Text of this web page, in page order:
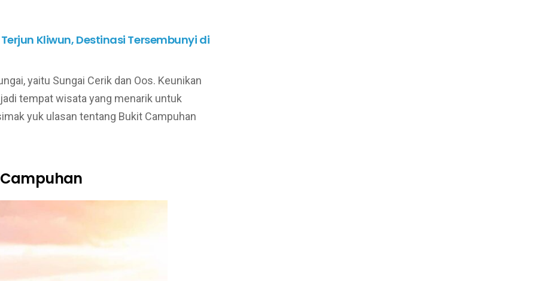
Kliwun, Destinasi Tersembunyi di
yaitu Sungai Cerik dan Oos. Keunikan
tempat wisata yang menarik untuk
yuk ulasan tentang Bukit Campuhan